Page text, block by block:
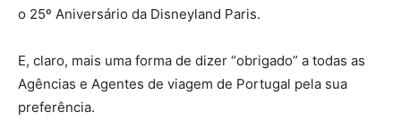
o 25º Aniversário da Disneyland Paris.
E, claro, mais uma forma de dizer “obrigado” a todas as
Agências e Agentes de viagem de Portugal pela sua
preferência.